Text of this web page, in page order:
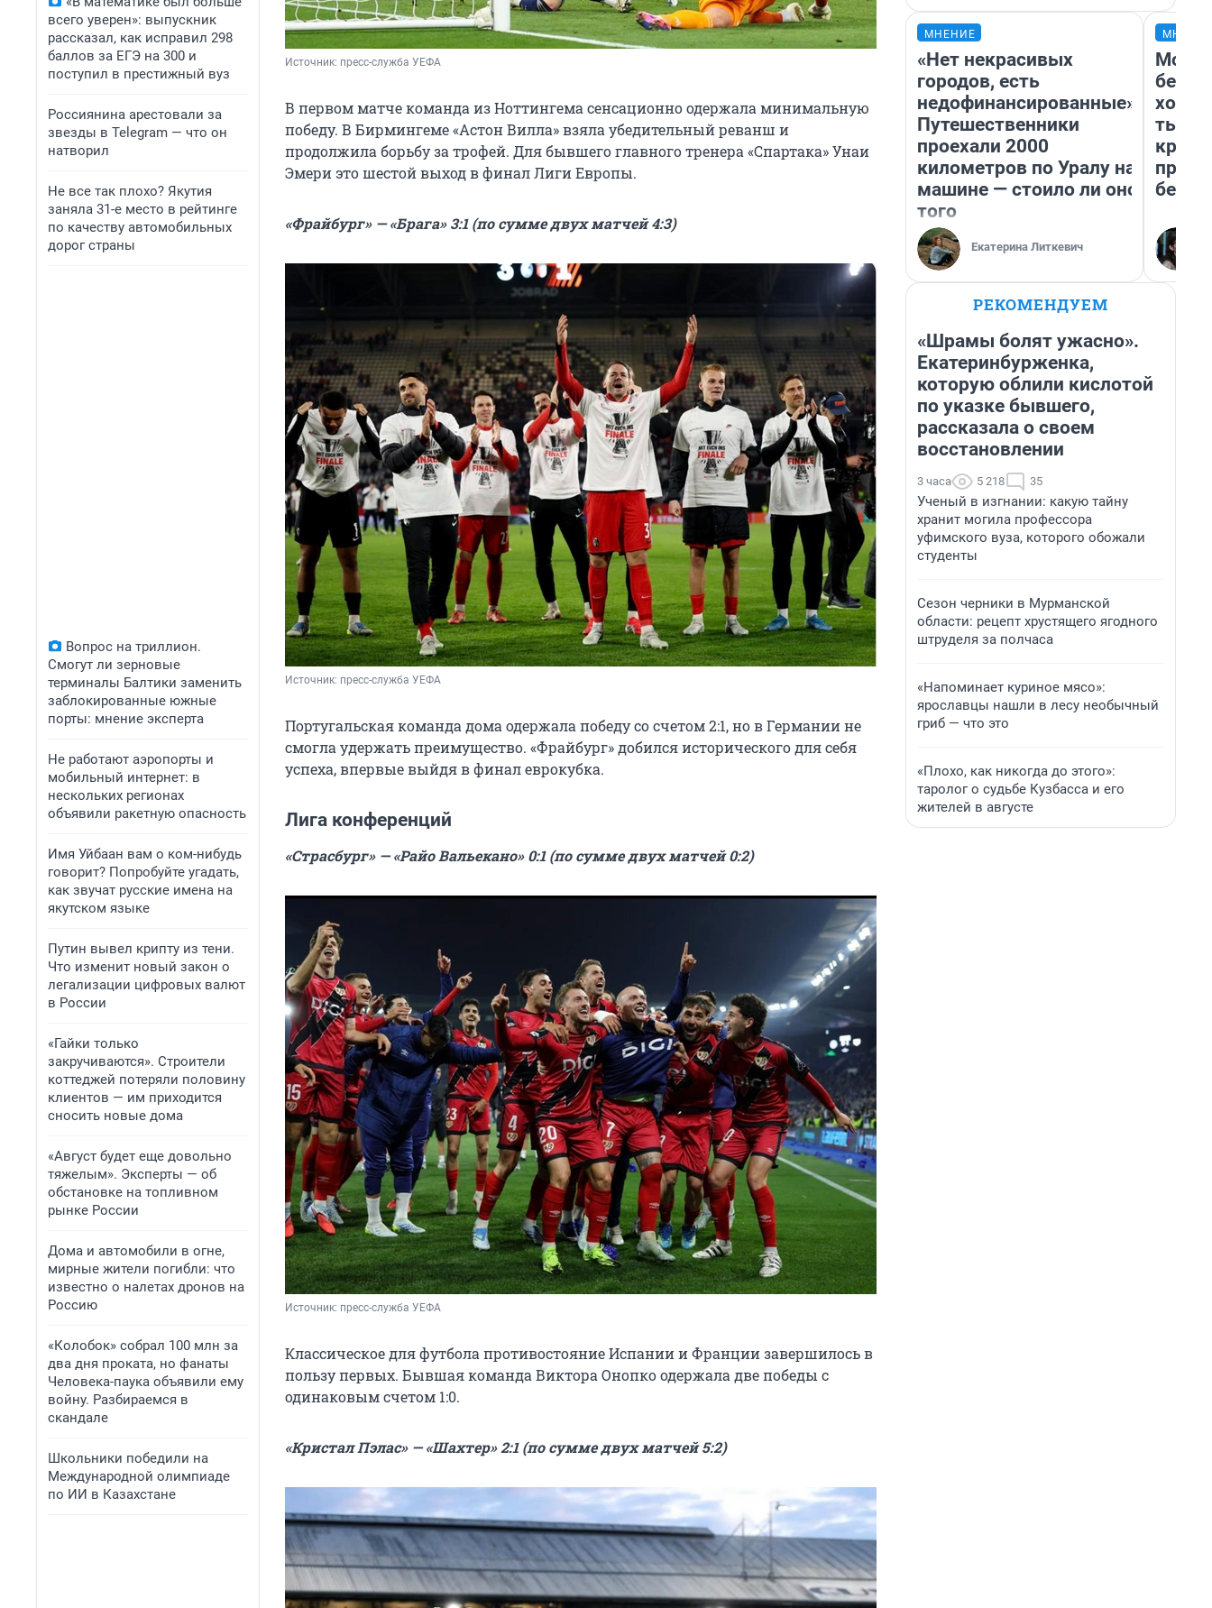
всего уверен»: выпускник
рассказал, как исправил 298
баллов за ЕГЭ на 300 и
поступил в престижный вуз
Россиянина арестовали за
звезды в Telegram — что он
натворил
Не все так плохо? Якутия
заняла 31-е место в рейтинге
по качеству автомобильных
дорог страны
Вопрос на триллион.
Смогут ли зерновые
терминалы Балтики заменить
заблокированные южные
порты: мнение эксперта
Не работают аэропорты и
мобильный интернет: в
нескольких регионах
объявили ракетную опасность
Имя Уйбаан вам о ком-нибудь
говорит? Попробуйте угадать,
как звучат русские имена на
якутском языке
Путин вывел крипту из тени.
Что изменит новый закон о
легализации цифровых валют
в России
«Гайки только
закручиваются». Строители
коттеджей потеряли половину
клиентов — им приходится
сносить новые дома
«Август будет еще довольно
тяжелым». Эксперты — об
обстановке на топливном
рынке России
Дома и автомобили в огне,
мирные жители погибли: что
известно о налетах дронов на
Россию
«Колобок» собрал 100 млн за
два дня проката, но фанаты
Человека-паука объявили ему
войну. Разбираемся в
скандале
Школьники победили на
Международной олимпиаде
по ИИ в Казахстане
Источник: пресс-служба УЕФА
В первом матче команда из Ноттингема сенсационно одержала минимальную
победу. В Бирмингеме «Астон Вилла» взяла убедительный реванш и
продолжила борьбу за трофей. Для бывшего главного тренера «Спартака» Унаи
Эмери это шестой выход в финал Лиги Европы.
«Фрайбург» — «Брага» 3:1 (по сумме двух матчей 4:3)
Источник: пресс-служба УЕФА
Португальская команда дома одержала победу со счетом 2:1, но в Германии не
смогла удержать преимущество. «Фрайбург» добился исторического для себя
успеха, впервые выйдя в финал еврокубка.
Лига конференций
«Страсбург» — «Райо Вальекано» 0:1 (по сумме двух матчей 0:2)
Источник: пресс-служба УЕФА
Классическое для футбола противостояние Испании и Франции завершилось в
пользу первых. Бывшая команда Виктора Онопко одержала две победы с
одинаковым счетом 1:0.
«Кристал Пэлас» — «Шахтер» 2:1 (по сумме двух матчей 5:2)
МНЕНИЕ
«Нет некрасивых
городов, есть
недофинансированные».
Путешественники
проехали 2000
километров по Уралу на
машине — стоило ли оно
того
Екатерина Литкевич
Мой
РЕКОМЕНДУЕМ
«Шрамы болят ужасно».
Екатеринбурженка,
которую облили кислотой
по указке бывшего,
рассказала о своем
восстановлении
3 часа 5 218 35
Ученый в изгнании: какую тайну
хранит могила профессора
уфимского вуза, которого обожали
студенты
Сезон черники в Мурманской
области: рецепт хрустящего ягодного
штруделя за полчаса
«Напоминает куриное мясо»:
ярославцы нашли в лесу необычный
гриб — что это
«Плохо, как никогда до этого»:
таролог о судьбе Кузбасса и его
жителей в августе